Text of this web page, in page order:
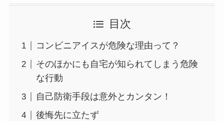
目次
コンビニアイスが危険な理由って？
そのほかにも自宅が知られてしまう危険
な行動
自己防衛手段は意外とカンタン！
後悔先に立たず